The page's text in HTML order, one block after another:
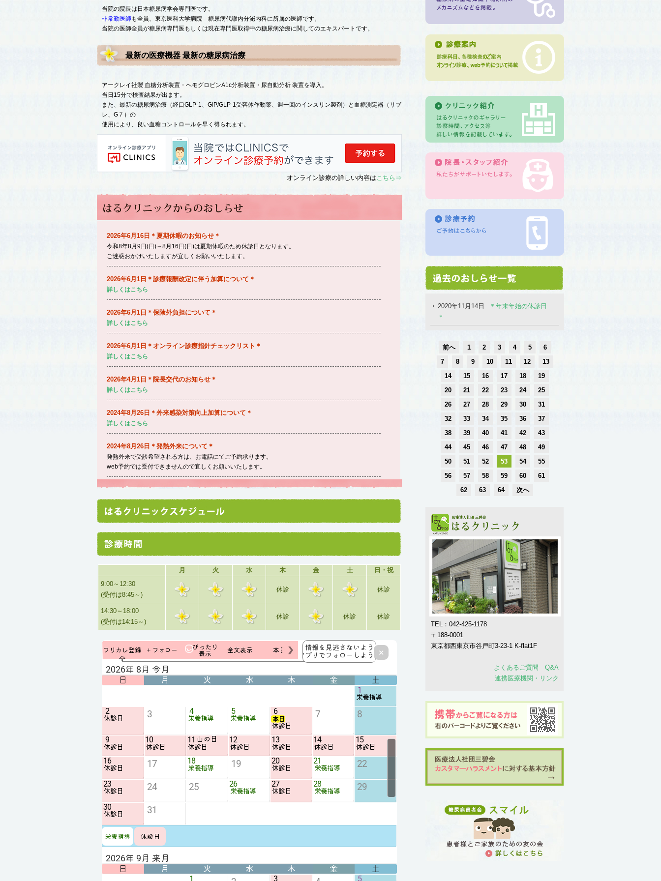
当院の院長は日本糖尿病学会専門医です。
非常勤医師も全員、東京医科大学病院 糖尿病代謝内分泌内科に所属の医師です。
当院の医師全員が糖尿病専門医もしくは現在専門医取得中の糖尿病治療に関してのエキスパートです。
最新の医療機器 最新の糖尿病治療
アークレイ社製 血糖分析装置・ヘモグロビンA1c分析装置・尿自動分析 装置を導入。
当日15分で検査結果が出ます。
また、最新の糖尿病治療（経口GLP-1、GIP/GLP-1受容体作動薬、週一回のインスリン製剤）と血糖測定器（リブ
レ、G７）の
使用により、良い血糖コントロールを早く得られます。
オンライン診療の詳しい内容はこちら⇒
2026年6月16日＊夏期休暇のお知らせ＊
令和8年8月9日(日)～8月16日(日)は夏期休暇のため休診日となります。
ご迷惑おかけいたしますが宜しくお願いいたします。
2026年6月1日＊診療報酬改定に伴う加算について＊
詳しくはこちら
2026年6月1日＊保険外負担について＊
詳しくはこちら
2026年6月1日＊オンライン診療指針チェックリスト＊
詳しくはこちら
2026年4月1日＊院長交代のお知らせ＊
詳しくはこちら
2024年8月26日＊外来感染対策向上加算について＊
詳しくはこちら
2024年8月26日＊発熱外来について＊
発熱外来で受診希望される方は、お電話にてご予約承ります。
web予約では受付できませんので宜しくお願いいたします。
月 火 水 木 金 土
日・祝
9:00～12:30
(受付は8:45～)
休診 休診
14:30～18:00
(受付は14:15～)
休診 休診 休診
2020年11月14日
＊年末年始の休診日
＊
前へ 1 2 3 4 5
6
7
8 9 10 11 12
13
14
15 16 17 18
19
20
21 22 23 24
25
26
27 28 29 30
31
32
33 34 35 36
37
38
39 40 41 42
43
44
45 46 47 48
49
50
51 52 53 54
55
56
57 58 59 60
61
62
63 64 次へ
TEL：042-425-1178
〒188-0001
東京都西東京市谷戸町3-23-1 K-flat1F
よくあるご質問 Q&A
連携医療機関・リンク